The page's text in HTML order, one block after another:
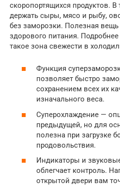
скоропортящихся продуктов. В
держать сыры, мясо и рыбу,
без заморозки. Полезная
здорового питания. Подробнее
такое зона свежести в
Функция
позволяет быстро
сохранением всех их
изначального веса.
Суперохлаждение —
предыдущей, но для
полезна при загрузке
продовольствия.
Индикаторы и
облегчает контроль.
открытой двери вам